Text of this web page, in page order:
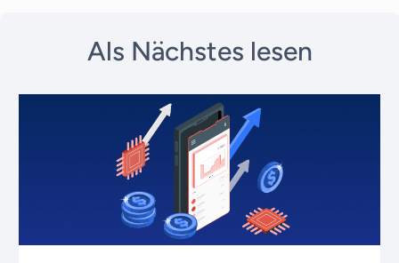
Als Nächstes lesen